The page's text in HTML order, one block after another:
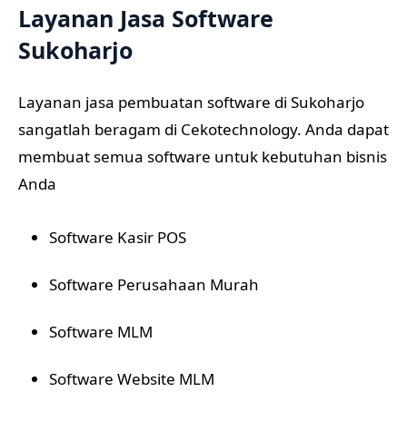
Layanan Jasa Software
Sukoharjo
Layanan jasa pembuatan software di Sukoharjo
sangatlah beragam di Cekotechnology. Anda dapat
membuat semua software untuk kebutuhan bisnis
Anda
Software Kasir POS
Software Perusahaan Murah
Software MLM
Software Website MLM